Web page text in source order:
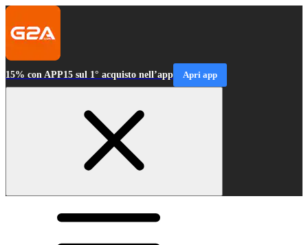
15% con APP15 sul 1° acquisto nell’app Apri app